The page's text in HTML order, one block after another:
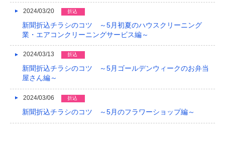
2024/03/20 折込
新聞折込チラシのコツ ～5月初夏のハウスクリーニング
業・エアコンクリーニングサービス編～
2024/03/13 折込
新聞折込チラシのコツ ～5月ゴールデンウィークのお弁当
屋さん編～
2024/03/06 折込
新聞折込チラシのコツ ～5月のフラワーショップ編～